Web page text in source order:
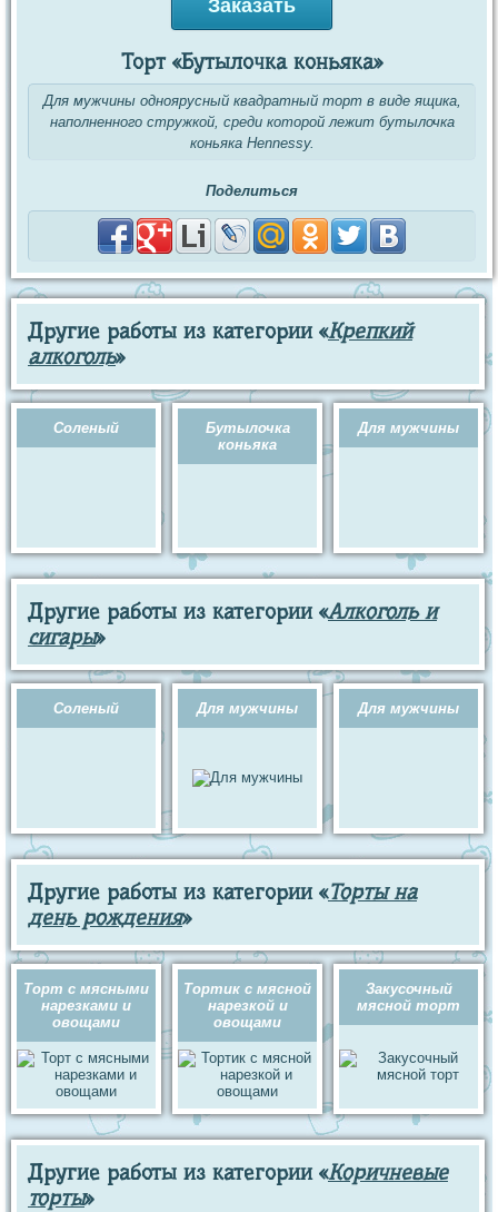
Заказать
Торт «Бутылочка коньяка»
Для мужчины одноярусный квадратный торт в виде ящика,
наполненного стружкой, среди которой лежит бутылочка
коньяка Hennessy.
Поделиться
Другие работы из категории «Крепкий
алкоголь»
Соленый
Бутылочка
коньяка
Для мужчины
Другие работы из категории «Алкоголь и
сигары»
Соленый Для мужчины Для мужчины
Другие работы из категории «Торты на
день рождения»
Торт с мясными
нарезками и
овощами
Тортик с мясной
нарезкой и
овощами
Закусочный
мясной торт
Другие работы из категории «Коричневые
торты»